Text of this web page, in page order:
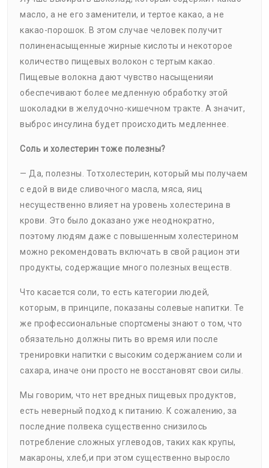
масло, а не его заменители, и тертое какао, а не
какао-порошок. В этом случае человек получит
полиненасыщенные жирные кислоты и некоторое
количество пищевых волокон с тертым какао.
Пищевые волокна дают чувство насыщенияи
обеспечивают более медленную обработку этой
шоколадки в желудочно-кишечном тракте. А значит,
выброс инсулина будет происходить медленнее.
Соль и холестерин тоже полезны?
— Да, полезны. Тотхолестерин, который мы получаем
с едой в виде сливочного масла, мяса, яиц
несущественно влияет на уровень холестерина в
крови. Это было доказано уже неоднократно,
поэтому людям даже с повышенным холестерином
можно рекомендовать включать в свой рацион эти
продукты, содержащие много полезных веществ.
Что касается соли, то есть категории людей,
которым, в принципе, показаны солевые напитки. Те
же профессиональные спортсмены знают о том, что
обязательно должны пить во время или после
тренировки напитки с высоким содержанием соли и
сахара, иначе они просто не восстановят свои силы.
Мы говорим, что нет вредных пищевых продуктов,
есть неверный подход к питанию. К сожалению, за
последние полвека существенно снизилось
потребление сложных углеводов, таких как крупы,
макароны, хлеб,и при этом существенно выросло